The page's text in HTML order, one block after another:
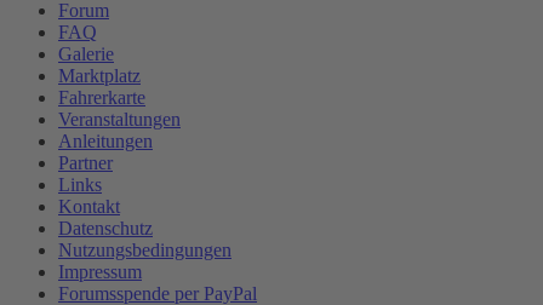
Forum
FAQ
Galerie
Marktplatz
Fahrerkarte
Veranstaltungen
Anleitungen
Partner
Links
Kontakt
Datenschutz
Nutzungsbedingungen
Impressum
Forumsspende per PayPal